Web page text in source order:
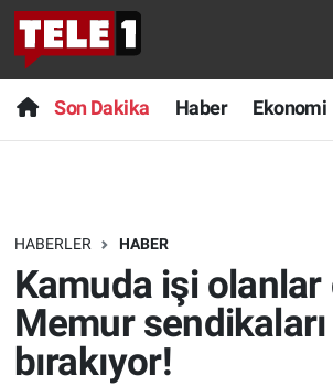
Son Dakika Haber Ekonomi
HABERLER HABER
Kamuda işi
Memur
bırakıyor!
Anında Manşet
Başka Sohbetler
Bilim turu
Bilim ve Teknoloji Evreni
Doğa Konuşuyor
Son Dakika
Haber
Dünya
Sağlık
Nöbetçi Eczaneler
Hava Durumu
Trafik Durumu
Süper Lig Puan Durumu ve
Tüm Manşetler